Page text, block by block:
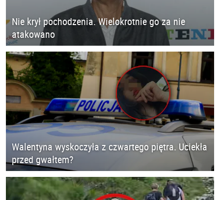
Nie krył pochodzenia. Wielokrotnie go za nie
atakowano
Walentyna wyskoczyła z czwartego piętra. Uciekła
przed gwałtem?